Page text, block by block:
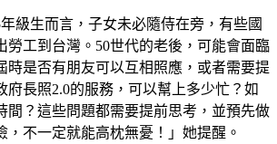
級生而言，子女未必隨侍在旁，有些國
勞工到台灣。50世代的老後，可能會面臨
時是否有朋友可以互相照應，或者需要提
府長照2.0的服務，可以幫上多少忙？如
間？這些問題都需要提前思考，並預先做
，不一定就能高枕無憂！」她提醒。